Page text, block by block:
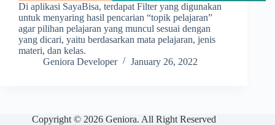
Di aplikasi SayaBisa, terdapat Filter yang digunakan
untuk menyaring hasil pencarian “topik pelajaran”
agar pilihan pelajaran yang muncul sesuai dengan
yang dicari, yaitu berdasarkan mata pelajaran, jenis
materi, dan kelas.
Geniora Developer
January 26, 2022
Copyright © 2026 Geniora. All Right Reserved